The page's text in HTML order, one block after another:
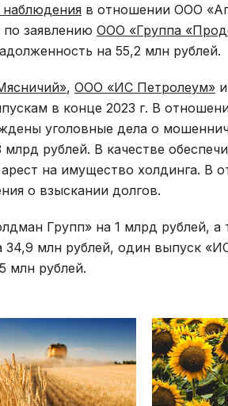
в отношении ООО
заявлению ООО «Группа
на 55,2 млн рублей.
, ООО «ИС Петролеум» и
в конце 2023 г. В
уголовные дела о
рублей. В качестве
на имущество холдинга. В
о взыскании долгов.
Групп» на 1 млрд рублей, а
млн рублей, один выпуск
млн рублей.